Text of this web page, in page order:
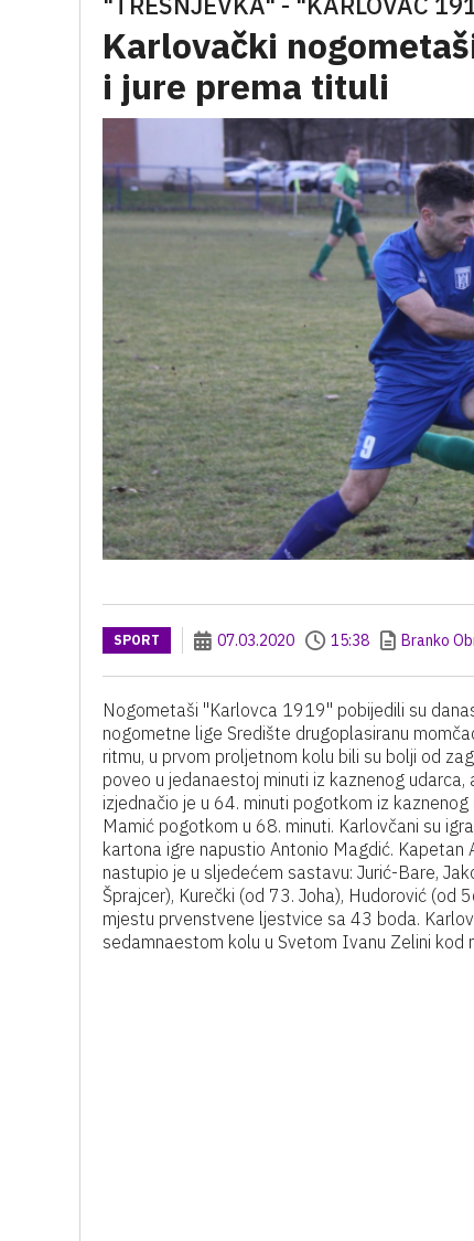
Karlovački
i jure prema tituli
SPORT 07.03.2020 15:38 Branko
Nogometaši "Karlovca 1919" pobijedili su
nogometne lige Središte drugoplasiranu
ritmu, u prvom proljetnom kolu bili su bolji od
poveo u jedanaestoj minuti iz kaznenog
izjednačio je u 64. minuti pogotkom iz
Mamić pogotkom u 68. minuti. Karlovčani su
kartona igre napustio Antonio Magdić.
nastupio je u sljedećem sastavu: Jurić-Bare,
Šprajcer), Kurečki (od 73. Joha), Hudorović (od
mjestu prvenstvene ljestvice sa 43 boda.
sedamnaestom kolu u Svetom Ivanu Zelini kod